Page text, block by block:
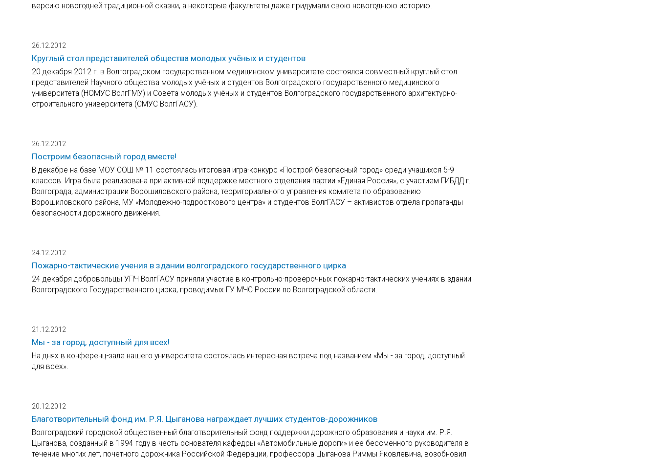
версию новогодней традиционной сказки, а некоторые факультеты даже придумали свою новогоднюю историю.
26.12.2012
Круглый стол представителей общества молодых учёных и студентов
20 декабря 2012 г. в Волгоградском государственном медицинском университете состоялся совместный круглый стол
представителей Научного общества молодых учёных и студентов Волгоградского государственного медицинского
университета (НОМУС ВолгГМУ) и Совета молодых учёных и студентов Волгоградского государственного архитектурно-
строительного университета (СМУС ВолгГАСУ).
26.12.2012
Построим безопасный город вместе!
В декабре на базе МОУ СОШ № 11 состоялась итоговая игра-конкурс «Построй безопасный город» среди учащихся 5-9
классов. Игра была реализована при активной поддержке местного отделения партии «Единая Россия», с участием ГИБДД г.
Волгограда, администрации Ворошиловского района, территориального управления комитета по образованию
Ворошиловского района, МУ «Молодежно-подросткового центра» и студентов ВолгГАСУ – активистов отдела пропаганды
безопасности дорожного движения.
24.12.2012
Пожарно-тактические учения в здании волгоградского государственного цирка
24 декабря добровольцы УПЧ ВолгГАСУ приняли участие в контрольно-проверочных пожарно-тактических учениях в здании
Волгоградского Государственного цирка, проводимых ГУ МЧС России по Волгоградской области.
21.12.2012
Мы - за город, доступный для всех!
На днях в конференц-зале нашего университета состоялась интересная встреча под названием «Мы - за город, доступный
для всех».
20.12.2012
Благотворительный фонд им. Р.Я. Цыганова награждает лучших студентов-дорожников
Волгоградский городской общественный благотворительный фонд поддержки дорожного образования и науки им. Р.Я.
Цыганова, созданный в 1994 году в честь основателя кафедры «Автомобильные дороги» и ее бессменного руководителя в
течение многих лет, почетного дорожника Российской Федерации, профессора Цыганова Риммы Яковлевича, возобновил